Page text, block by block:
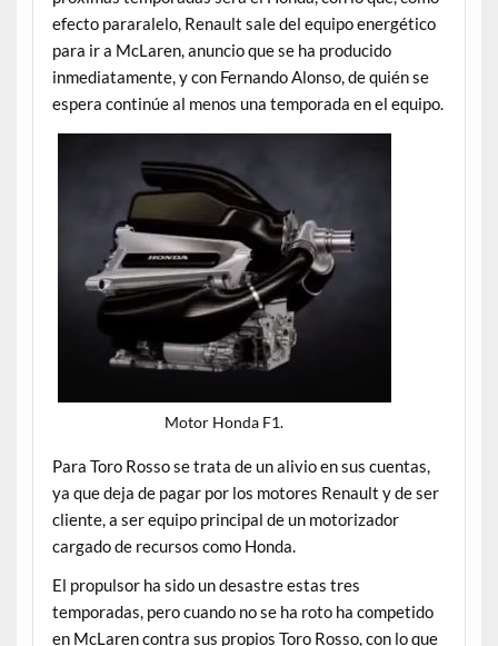
efecto pararalelo, Renault sale del equipo energético
para ir a McLaren, anuncio que se ha producido
inmediatamente, y con Fernando Alonso, de quién se
espera continúe al menos una temporada en el equipo.
Motor Honda F1.
Para Toro Rosso se trata de un alivio en sus cuentas,
ya que deja de pagar por los motores Renault y de ser
cliente, a ser equipo principal de un motorizador
cargado de recursos como Honda.
El propulsor ha sido un desastre estas tres
temporadas, pero cuando no se ha roto ha competido
en McLaren contra sus propios Toro Rosso, con lo que